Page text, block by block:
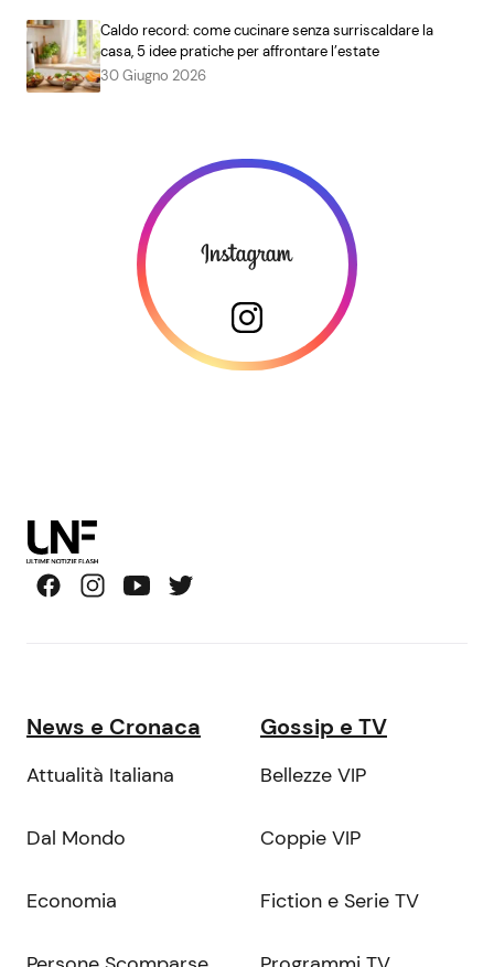
Caldo record: come cucinare senza surriscaldare la
casa, 5 idee pratiche per affrontare l’estate
30 Giugno 2026
News e Cronaca
Attualità Italiana
Dal Mondo
Economia
Gossip e TV
Bellezze VIP
Coppie VIP
Fiction e Serie TV